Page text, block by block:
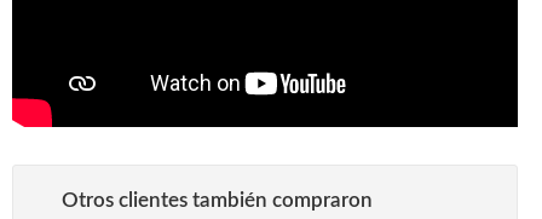
Otros clientes también compraron